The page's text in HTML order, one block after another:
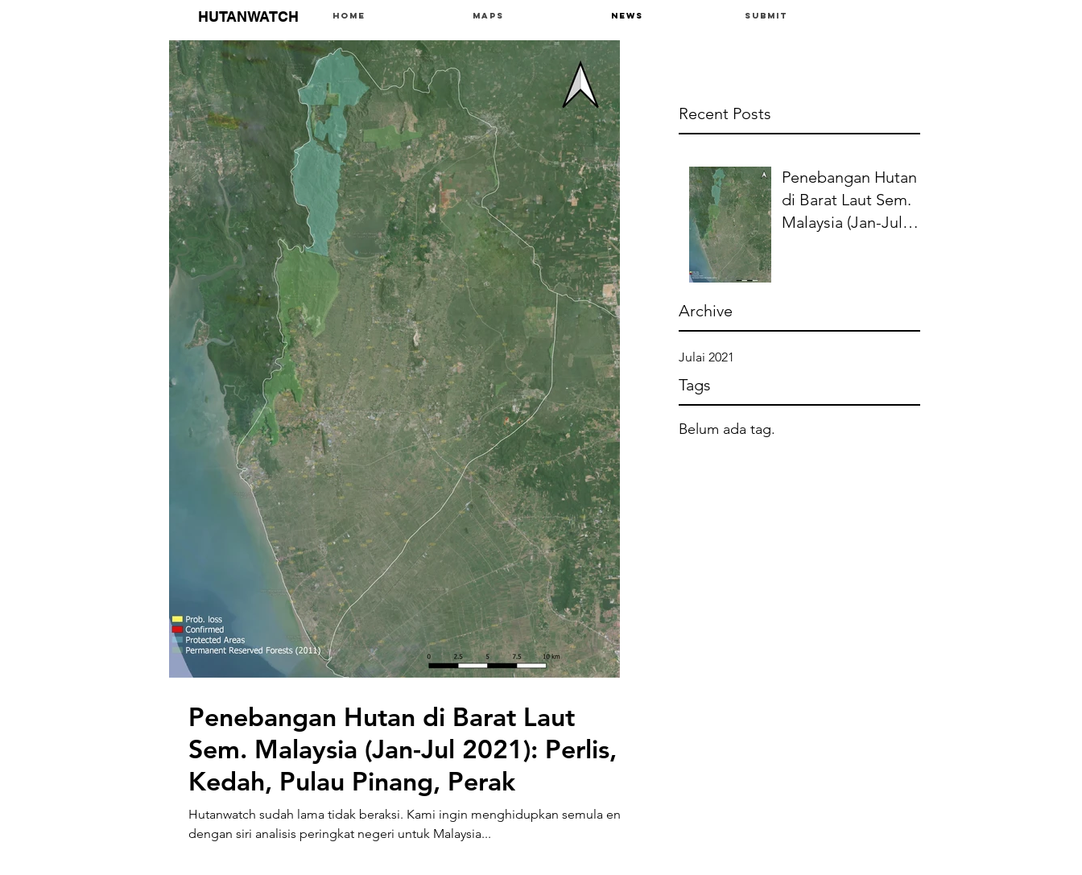
HUTANWATCH Home Maps News Submit
Recent Posts
Penebangan Hutan
di Barat Laut Sem.
Malaysia (Jan-Jul
Archive
Julai 2021
Tags
Belum ada tag.
Penebangan Hutan di Barat Laut
Sem. Malaysia (Jan-Jul 2021): Perlis,
Kedah, Pulau Pinang, Perak
Hutanwatch sudah lama tidak beraksi. Kami ingin menghidupkan semula enjin
dengan siri analisis peringkat negeri untuk Malaysia...